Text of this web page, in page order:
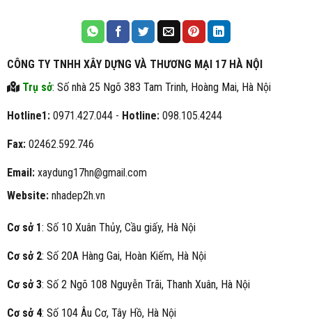
CÔNG TY TNHH XÂY DỰNG VÀ THƯƠNG MẠI 17 HÀ NỘI
Trụ sở: Số nhà 25 Ngõ 383 Tam Trinh, Hoàng Mai, Hà Nội
Hotline1:0971.427.044 - Hotline:098.105.4244
Fax:02462.592.746
Email:xaydung17hn@gmail.com
Website:nhadep2h.vn
Cơ sở 1: Số 10 Xuân Thủy, Cầu giấy, Hà Nội
Cơ sở 2: Số 20A Hàng Gai, Hoàn Kiếm, Hà Nội
Cơ sở 3: Số 2 Ngõ 108 Nguyễn Trãi, Thanh Xuân, Hà Nội
Cơ sở 4: Số 104 Âu Cơ, Tây Hồ, Hà Nội